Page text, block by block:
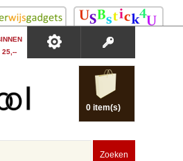
25,--
0 item(s)
Zoeken